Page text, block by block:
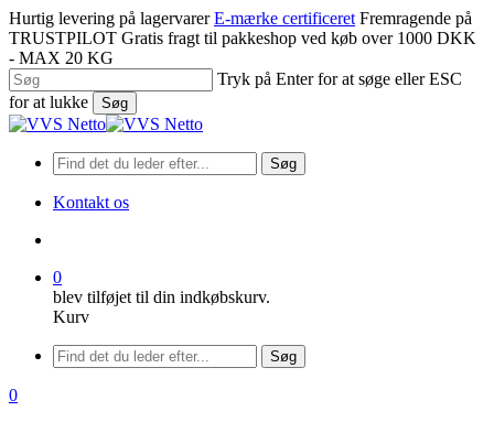
Spring
til
hovedindhold
Hurtig levering på lagervarer E-mærke certificeret Fremragende på
TRUSTPILOT Gratis fragt til pakkeshop ved køb over 1000 DKK
- MAX 20 KG
Tryk på Enter for at søge eller ESC
for at lukke
Søg
Luk
Søg
Kontakt os
0
blev tilføjet til din indkøbskurv.
Kurv
Menu
Søg
søge
0